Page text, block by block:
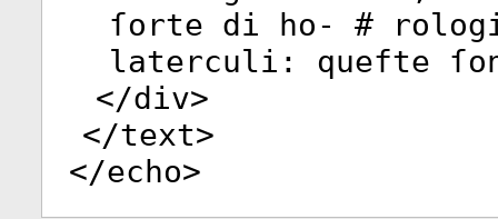
ſorte di ho- #
laterculi: quefte
</div>
</text>
</echo>